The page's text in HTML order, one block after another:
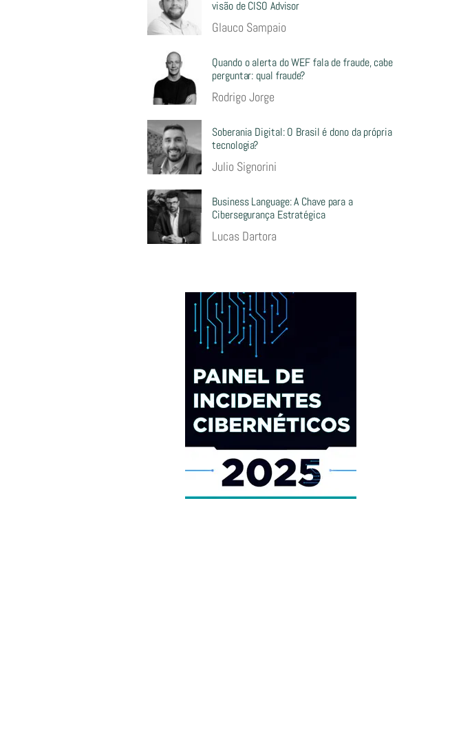
visão de CISO Advisor
Glauco Sampaio
Quando o alerta do WEF fala de fraude, cabe
perguntar: qual fraude?
Rodrigo Jorge
Soberania Digital: O Brasil é dono da própria
tecnologia?
Julio Signorini
Business Language: A Chave para a
Cibersegurança Estratégica
Lucas Dartora